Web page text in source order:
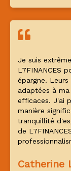
Je suis
L7FINANCES
épargne.
adaptées à
efficaces. J'ai
manière
tranquillité
de
Catherine